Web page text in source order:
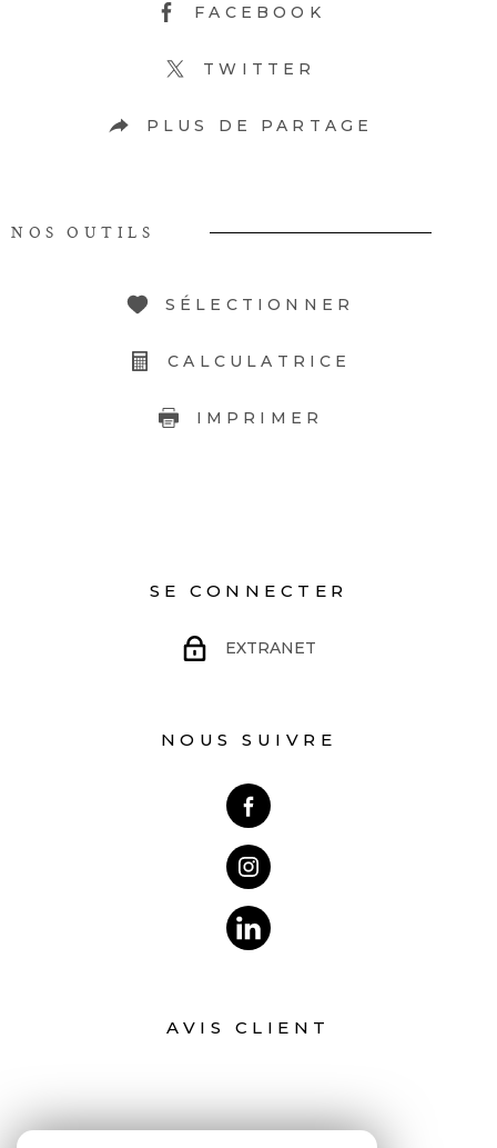
FACEBOOK
TWITTER
PLUS DE PARTAGE
NOS OUTILS
SÉLECTIONNER
CALCULATRICE
IMPRIMER
SE CONNECTER
EXTRANET
NOUS SUIVRE
AVIS CLIENT